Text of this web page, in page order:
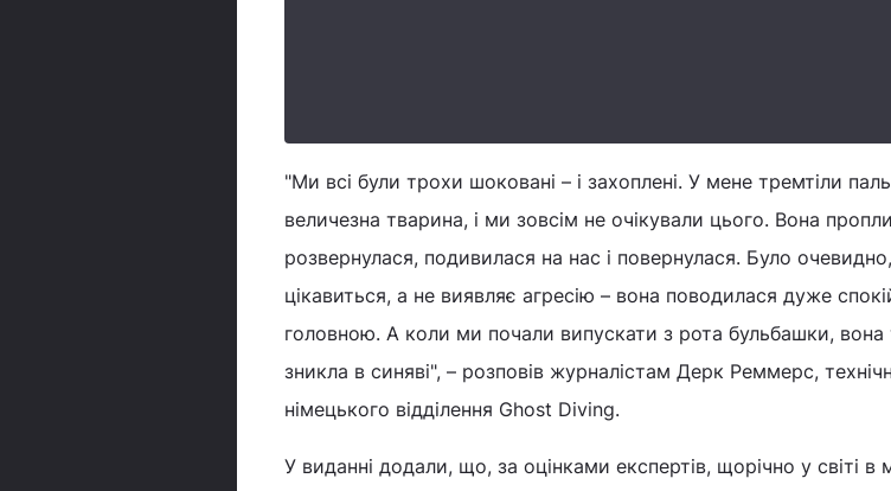
"Ми всі були трохи шоковані – і захоплені. У мене тремтіли
величезна тварина, і ми зовсім не очікували цього. Вона
розвернулася, подивилася на нас і повернулася. Було
цікавиться, а не виявляє агресію – вона поводилася дуже
головною. А коли ми почали випускати з рота бульбашки, вона
зникла в синяві", – розповів журналістам Дерк Реммерс,
німецького відділення Ghost Diving.
У виданні додали, що, за оцінками експертів, щорічно у світі в